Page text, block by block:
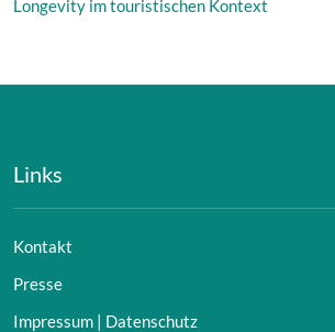
Longevity im touristischen Kontext
Links
Kontakt
Presse
Impressum | Datenschutz